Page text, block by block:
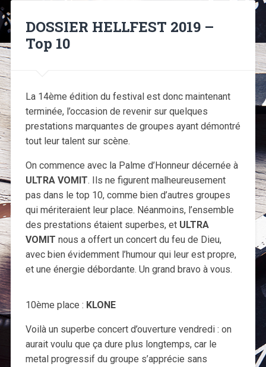
DOSSIER HELLFEST 2019 –
Top 10
La 14ème édition du festival est donc maintenant
terminée, l’occasion de revenir sur quelques
prestations marquantes de groupes ayant démontré
tout leur talent sur scène.
On commence avec la Palme d’Honneur décernée à
ULTRA VOMIT. Ils ne figurent malheureusement
pas dans le top 10, comme bien d’autres groupes
qui mériteraient leur place. Néanmoins, l’ensemble
des prestations étaient superbes, et ULTRA
VOMIT nous a offert un concert du feu de Dieu,
avec bien évidemment l’humour qui leur est propre,
et une énergie débordante. Un grand bravo à vous.
10ème place : KLONE
Voilà un superbe concert d’ouverture vendredi : on
aurait voulu que ça dure plus longtemps, car le
metal progressif du groupe s’apprécie sans